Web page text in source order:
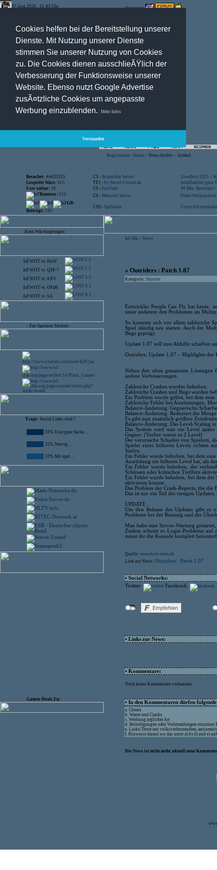
Cookies helfen bei der Bereitstellung unserer
Dienste. Mit Nutzung unserer Dienste
stimmen Sie unserer Nutzung von Cookies
zu. Die Cookies dienen ausschlieÃŸlich der
Verbesserung der Funktionsweise unserer
Website. Ebenso nutzt Google Advertise
zusÃ¤tzliche Cookies um angepasste
Werbung einzublenden.
Mehr Infos
Verstanden
07.Aug.2026 , 15:43 Uhr Optionen:
Registration - Suche - News Archiv - Artikel
Besucher: 44433315 CS - SniperWar Server
Goodbye 2025 –
Gespielte Wars: 803 TF2 - by Server-United.de
SofaDaddler goes
User online: 19 CS - FunYard
40 Mio. Beuscher
Benutzer: 618 CS - Mansion Server
Frohe
GB-
Beiträge: 285
CSS - Spelunke Unser
Kein War eingetragen
IsF.WOT vs. HoW 2:1
IsF.WOT vs. QSF-7 2:1
IsF.WOT vs.ANV 1:2
IsF.WOT vs. OFaH 0:2
IsF.WOT vs. SA 0:2
- Zur Sponsor Section -
Frage: Social Links sind ?
33% Eine gute Sache ...
33% Nervig ...
33% Mir egal ...
Games-Deals.Eu:
IsF-Hp > News
» Outriders : Patch 1.07
Kategorie: Shooter
Entwickler People Can Fly hat heute,
unter anderem den Problemen im
So konnten sich vor allem zahlreiche
Spiel ständig neu starten. Auch der
Bugs geprägt.
Update 1.07 soll nun Abhilfe schaffen
Outriders: Update 1.07 – Highlights der
Neben den oben genannten
andere Verbesserungen.
Zahlreiche Crashes wurden behoben.
Zahlreiche Crashes und Bugs wurden
Ein Problem wurde gelöst, bei dem
Zahlreiche Fehler bei Ausrüstungen,
Balance-Änderung: Gegnerische
Balance-Änderung: Reduziert die
Es gibt nun zusätzlich größere
Balance-Änderung: Das Level-Scaling
Das System wird nun ein Level
Gegner. (Vorher waren es 2 Level)
Der verursache Schaden von Spielern,
Spieler eines höheren Levels richten
Stufen.
Ein Fehler wurde behoben, bei dem
Ausrüstung ein höheres Level hat, als
Ein Fehler wurde behoben, der
Schüssen oder kritischen Treffern
Ein Fehler wurde behoben, bei dem der
aktivieren konnte.
Das Problem der Crash-Reports, die die
Das ist nur ein Teil des riesigen
UPDATE :
Um den Release des Updates gibt es
Probleme bei der Rüstung und der
Man habe eine Server-Wartung
Zudem scheint es Login-Probleme auf
müsst ihr die Konsole komplett
Quelle: www.mein-mmo.de
Link zur News: Outriders : Patch 1.07
• Social Networks:
Twitter:
Facebook:
• Links zur News:
• Kommentare:
Noch keine Kommentare vorhanden
• In den Kommentaren dürfen
a. Cheats
b. Warez und Cracks
c. Werbung jeglicher Art
d. Beleidigungen oder Verleumdungen einzelner
e. Links/Texte mit volksverhetzendem,
f. Hinweise darauf wo das unter a) b) d) und e)
Die News ist nicht mehr aktuell neue